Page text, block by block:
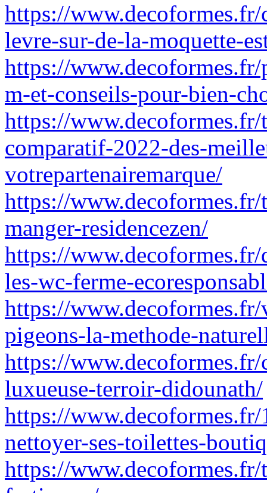
https://
levre-sur-de-la-moquette-
https://
m-et-conseils-pour-bien-
https://
comparatif-2022-des-
votrepartenairemarque/
https://www.decoformes.fr/
manger-residencezen/
https://www.decoformes.fr/
les-wc-ferme-
https://
pigeons-la-methode-
https://
luxueuse-terroir-didounath/
https://www.decoformes.fr/
nettoyer-ses-toilettes-
https://